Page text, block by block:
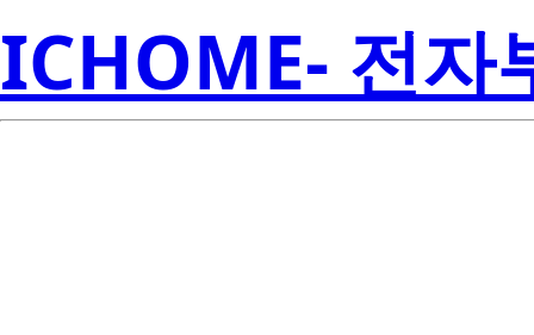
ICHOME- 전자